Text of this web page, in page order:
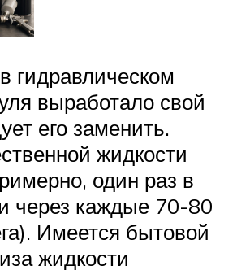
гидравлическом
выработало свой
его заменить.
жидкости
один раз в
через каждые 70-80
Имеется бытовой
жидкости